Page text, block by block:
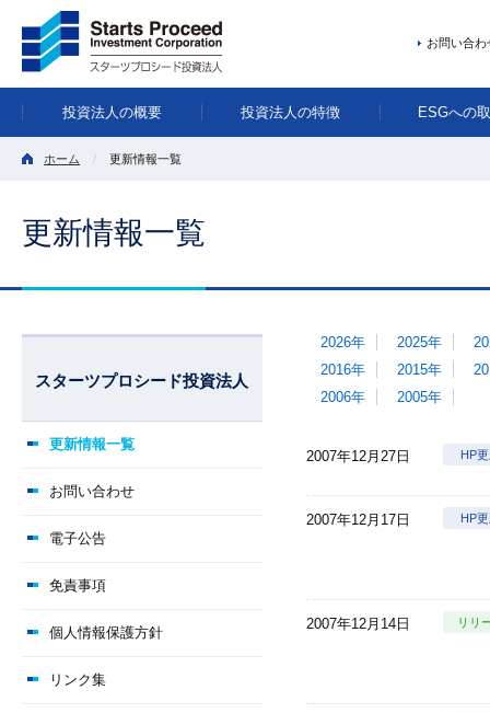
お問い合わ
投資法人の概要 投資法人の特徴 ESGへの
ホーム 更新情報一覧
更新情報一覧
2026年 2025年
2016年
2015年
2006年
2005年
2007年12月27日 HP
2007年12月17日 HP
2007年12月14日 リリ
スターツプロシード投資法人
更新情報一覧
お問い合わせ
電子公告
免責事項
個人情報保護方針
リンク集